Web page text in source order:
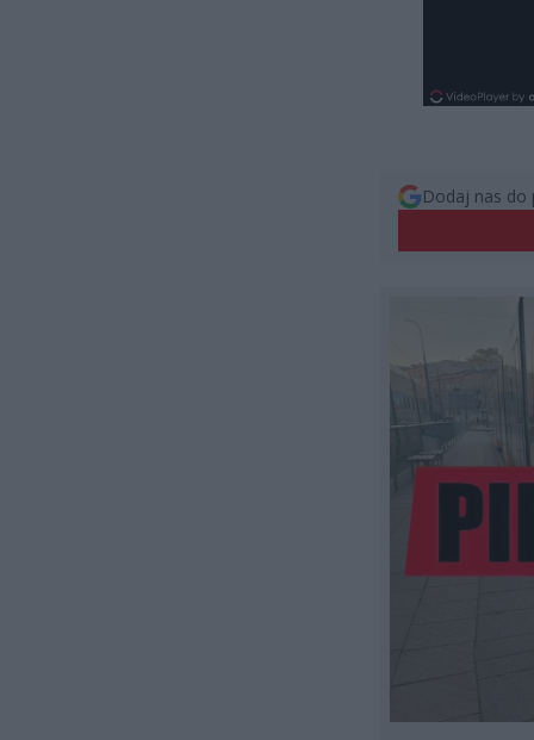
Dodaj nas do